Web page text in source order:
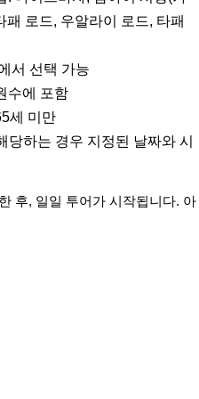
로드, 우알라이 로드, 타패
서 선택 가능
수에 포함
세 미만
당하는 경우 지정된 날짜와 시
후, 일일 투어가 시작됩니다. 아